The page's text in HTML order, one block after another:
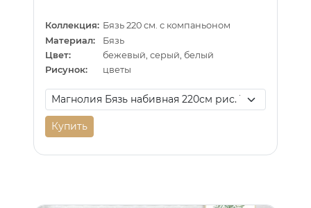
Коллекция: Бязь 220 см. с компаньоном
Материал:
Бязь
Цвет:
бежевый, серый, белый
Рисунок:
цветы
Купить